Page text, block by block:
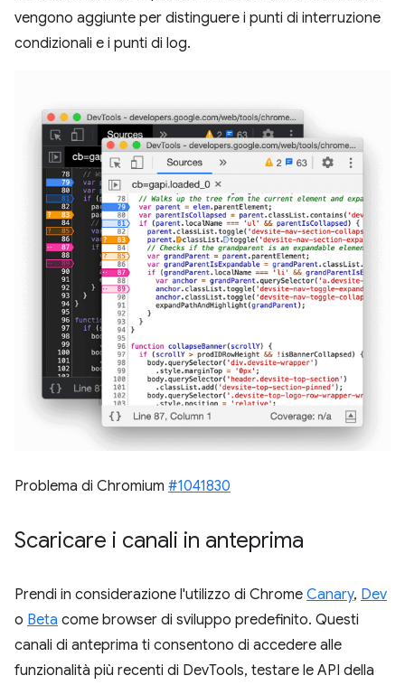
vengono aggiunte per distinguere i punti di interruzione
condizionali e i punti di log.
Problema di Chromium #1041830
Scaricare i canali in anteprima
Prendi in considerazione l'utilizzo di Chrome Canary, Dev
o Beta come browser di sviluppo predefinito. Questi
canali di anteprima ti consentono di accedere alle
funzionalità più recenti di DevTools, testare le API della